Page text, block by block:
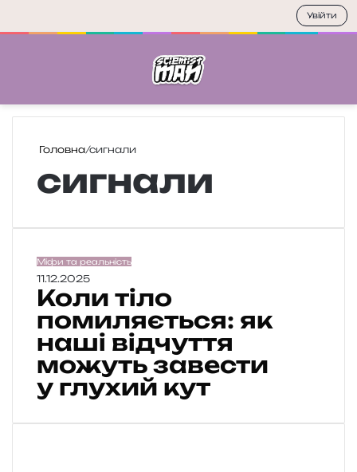
Головна/сигнали
сигнали
К
о
т
л
п
Міфи та реальність
11.12.2025
Коли тіло
помиляється: як
наші відчуття
можуть завести
у глухий кут
Увійти